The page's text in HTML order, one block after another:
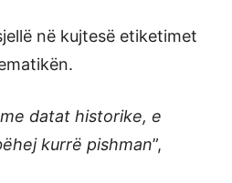
në kujtesë etiketimet
datat historike, e
kurrë pishman”,